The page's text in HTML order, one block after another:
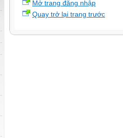
Mở trang đăng nhập
Quay trở lại trang trước